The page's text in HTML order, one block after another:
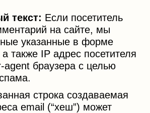
текст: Если посетитель
на сайте, мы
указанные в форме
также IP адрес посетителя
браузера с целью
строка создаваемая
email (“хеш”) может